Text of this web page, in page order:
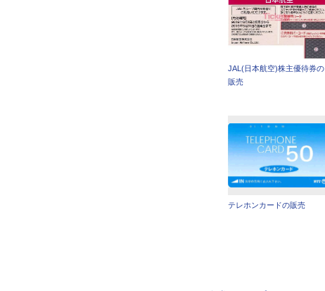
JAL(日本航空)株主優待券の
販売
テレホンカードの販売